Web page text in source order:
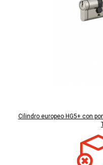
Cilindro europeo HG5+ con